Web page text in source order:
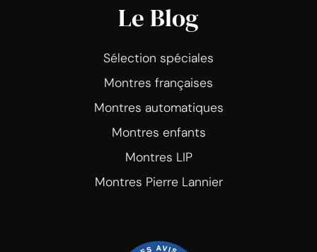
Le Blog
Sélection spéciales
Montres françaises
Montres automatiques
Montres enfants
Montres LIP
Montres Pierre Lannier